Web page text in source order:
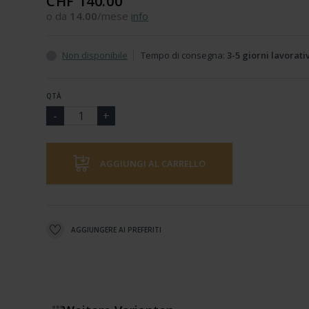
o da 14.00/mese info
Non disponibile Tempo di consegna: 3-5 giorni
QTÀ
AGGIUNGI AL CARRELLO
AGGIUNGERE AI PREFERITI